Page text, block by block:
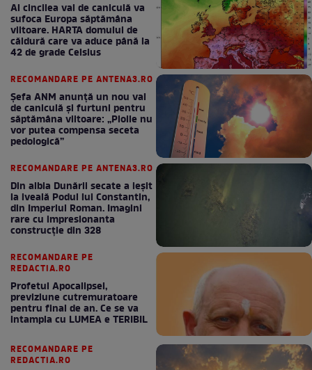
Al cincilea val de caniculă va
sufoca Europa săptămâna
viitoare. HARTA domului de
căldură care va aduce până la
42 de grade Celsius
RECOMANDARE PE ANTENA3.RO
Șefa ANM anunță un nou val
de caniculă și furtuni pentru
săptămâna viitoare: „Ploile nu
vor putea compensa seceta
pedologică”
RECOMANDARE PE ANTENA3.RO
Din albia Dunării secate a ieșit
la iveală Podul lui Constantin,
din Imperiul Roman. Imagini
rare cu impresionanta
construcție din 328
RECOMANDARE PE
REDACTIA.RO
Profetul Apocalipsei,
previziune cutremuratoare
pentru final de an. Ce se va
intampla cu LUMEA e TERIBIL
RECOMANDARE PE
REDACTIA.RO